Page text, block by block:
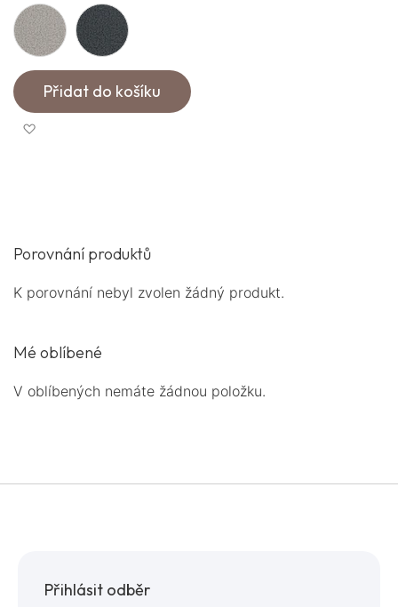
Přidat do košíku
Porovnání produktů
K porovnání nebyl zvolen žádný produkt.
Mé oblíbené
V oblíbených nemáte žádnou položku.
Přihlásit odběr